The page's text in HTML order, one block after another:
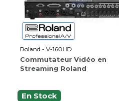
Roland - V-160HD
Commutateur Vidéo en
Streaming Roland
En Stock